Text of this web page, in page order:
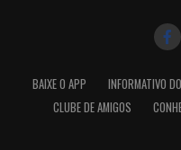
BAIXE O APP INFORMATIVO
CLUBE DE AMIGOS